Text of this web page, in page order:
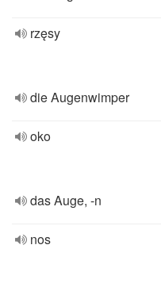
rzęsy
die Augenwimper
oko
das Auge, -n
nos